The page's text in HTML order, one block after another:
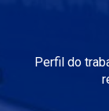
Perfil do